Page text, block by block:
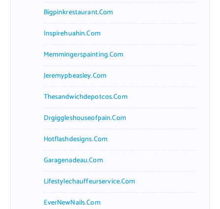
Bigpinkrestaurant.com
Inspirehuahin.com
Memmingerspainting.com
Jeremypbeasley.com
Thesandwichdepotcos.com
Drgiggleshouseofpain.com
Hotflashdesigns.com
Garagenadeau.com
Lifestylechauffeurservice.com
EverNewNails.com